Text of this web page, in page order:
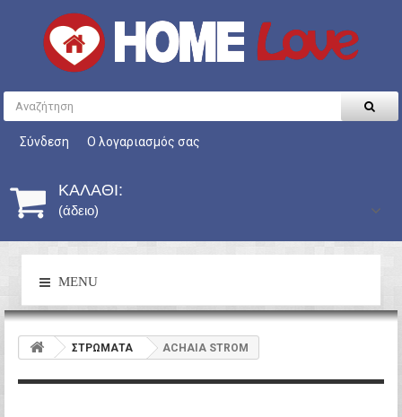
Σύνδεση Ο λογαριασμός σας
ΚΑΛΆΘΙ:
(άδειο)
MENU
ΣΤΡΩΜΑΤΑ ACHAIA STROM